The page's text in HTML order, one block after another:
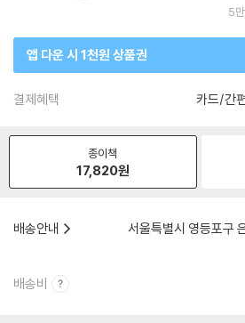
5
앱 다운 시 1천원 상품권
결제혜택 카드/간
종이책
17,820원
배송안내
서울특별시 영등포구
배송비